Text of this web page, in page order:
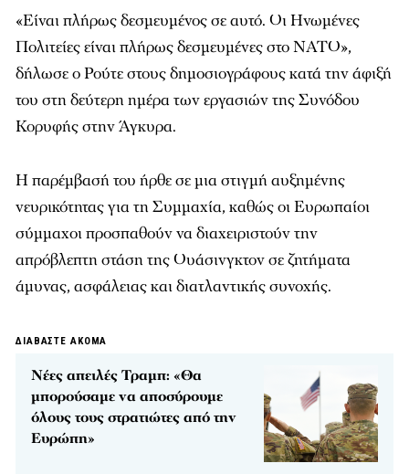
«Είναι πλήρως δεσμευμένος σε αυτό. Οι Ηνωμένες
Πολιτείες είναι πλήρως δεσμευμένες στο ΝΑΤΟ»,
δήλωσε ο Ρούτε στους δημοσιογράφους κατά την άφιξή
του στη δεύτερη ημέρα των εργασιών της Συνόδου
Κορυφής στην Άγκυρα.
Η παρέμβασή του ήρθε σε μια στιγμή αυξημένης
νευρικότητας για τη Συμμαχία, καθώς οι Ευρωπαίοι
σύμμαχοι προσπαθούν να διαχειριστούν την
απρόβλεπτη στάση της Ουάσινγκτον σε ζητήματα
άμυνας, ασφάλειας και διατλαντικής συνοχής.
ΔΙΑΒΑΣΤΕ ΑΚΟΜΑ
Νέες απειλές Τραμπ: «Θα
μπορούσαμε να αποσύρουμε
όλους τους στρατιώτες από την
Ευρώπη»